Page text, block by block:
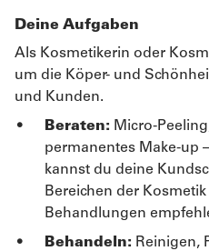
Deine Aufgaben
Als Kosmetikerin oder
um die Köper- und
und Kunden.
Beraten: Micro-
permanentes Make-up
kannst du deine
Bereichen der
Behandlungen
Behandeln: Reinigen,